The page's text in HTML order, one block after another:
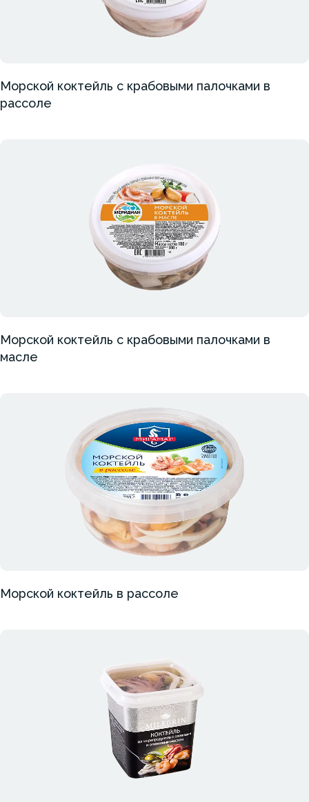
Морской коктейль с крабовыми палочками в
рассоле
Морской коктейль с крабовыми палочками в
масле
Морской коктейль в рассоле